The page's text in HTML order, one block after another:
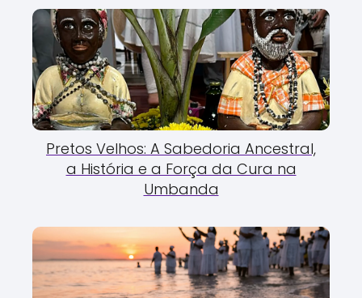
Pretos Velhos: A Sabedoria Ancestral,
a História e a Força da Cura na
Umbanda